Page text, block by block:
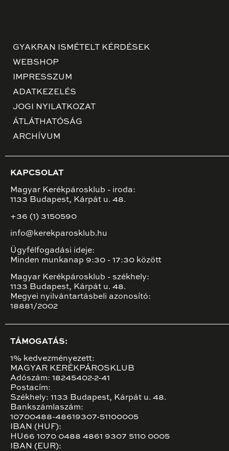
GYAKRAN ISMÉTELT KÉRDÉSEK
WEBSHOP
IMPRESSZUM
ADATKEZELÉS
JOGI NYILATKOZAT
ÁTLÁTHATÓSÁG
ARCHÍVUM
KAPCSOLAT
Magyar Kerékpárosklub - iroda:
1133 Budapest, Kárpát u. 48.
+36 (1) 3150590
info@kerekparosklub.hu
Ügyfélfogadási ideje:
Minden munkanap 9:30 - 17:30 között
Magyar Kerékpárosklub - székhely:
1133 Budapest, Kárpát u. 48.
Megyei nyilvántartásbeli azonosító:
18881/2002
TÁMOGATÁS:
1% kedvezményezett:
MAGYAR KERÉKPÁROSKLUB
Adószám: 18245402-2-41
Postacím:
Székhely: 1133 Budapest, Kárpát u. 48.
Bankszámlaszám:
10700488-48619307-51100005
IBAN (HUF):
HU66 1070 0488 4861 9307 5110 0005
IBAN (EUR):